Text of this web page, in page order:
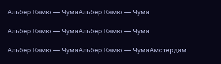
Альбер Камю — ЧумаАльбер Камю — Чума
Альбер Камю — ЧумаАльбер Камю — Чума
Альбер Камю — ЧумаАльбер Камю — ЧумаАмстердам